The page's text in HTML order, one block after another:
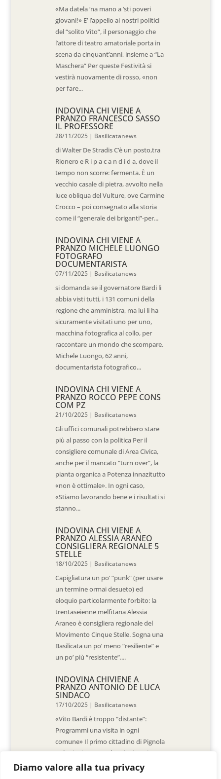
Diamo valore alla tua privacy
«Ma datela ‘na mano a ‘sti poveri
giovani!» E’ l’appello ai nostri politici
del “solito Vito”, il personaggio che
l’attore di teatro amatoriale porta in
scena da cinquant’anni, insieme a “La
Maschera” Per queste Festività si
vestirà nuovamente di rosso, «non
per fare...
INDOVINA CHI VIENE A
PRANZO FRANCESCO SASSO
IL PROFESSORE
28/11/2025 | Basilicatanews
di Walter De Stradis C’è un posto,tra
Rionero e R i p a c a n d i d a, dove il
tempo non scorre: fermenta. È un
vecchio casale di pietra, avvolto nella
luce obliqua del Vulture, ove Carmine
Crocco – poi consegnato alla storia
come il “generale dei briganti”-per...
INDOVINA CHI VIENE A
PRANZO MICHELE LUONGO
FOTOGRAFO
DOCUMENTARISTA
07/11/2025 | Basilicatanews
si domanda se il governatore Bardi li
abbia visti tutti, i 131 comuni della
regione che amministra, ma lui li ha
sicuramente visitati uno per uno,
macchina fotografica al collo, per
raccontare un mondo che scompare.
Michele Luongo, 62 anni,
documentarista fotografico...
INDOVINA CHI VIENE A
PRANZO ROCCO PEPE CONS
COM PZ
21/10/2025 | Basilicatanews
Gli uffici comunali potrebbero stare
più al passo con la politica Per il
consigliere comunale di Area Civica,
anche per il mancato “turn over”, la
pianta organica a Potenza innazitutto
«non è ottimale». In ogni caso,
«Stiamo lavorando bene e i risultati si
stanno...
INDOVINA CHI VIENE A
PRANZO ALESSIA ARANEO
CONSIGLIERA REGIONALE 5
STELLE
18/10/2025 | Basilicatanews
Capigliatura un po’ “punk” (per usare
un termine ormai desueto) ed
eloquio particolarmente forbito: la
trentaseienne melfitana Alessia
Araneo è consigliera regionale del
Movimento Cinque Stelle. Sogna una
Basilicata un po’ meno “resiliente” e
un po’ più “resistente”....
INDOVINA CHIVIENE A
PRANZO ANTONIO DE LUCA
SINDACO
17/10/2025 | Basilicatanews
«Vito Bardi è troppo “distante”:
Programmi una visita in ogni
comune» Il primo cittadino di Pignola
«L’ho invitato a vedere la situazione
al Pantano, ma non è venuto. La
sensazione è che -come sindaci-